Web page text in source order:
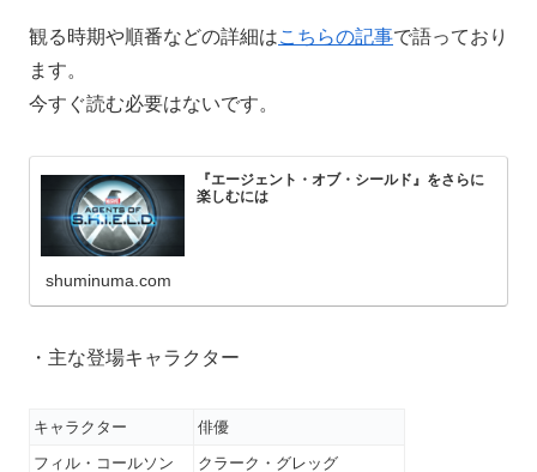
観る時期や順番などの詳細はこちらの記事で語っており
ます。
今すぐ読む必要はないです。
『エージェント・オブ・シールド』をさらに
楽しむには
shuminuma.com
・主な登場キャラクター
キャラクター
俳優
フィル・コールソン
クラーク・グレッグ